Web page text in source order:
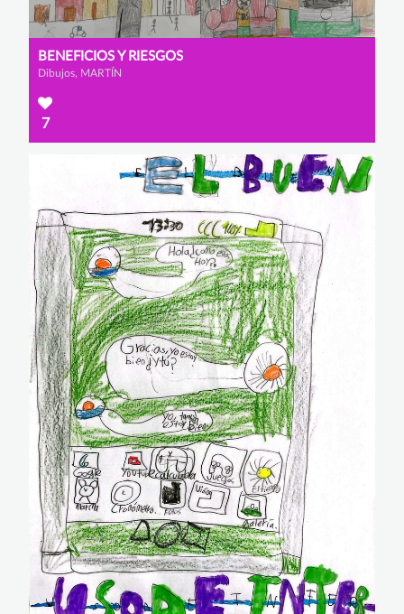
BENEFICIOS Y RIESGOS
Dibujos, MARTÍN
7